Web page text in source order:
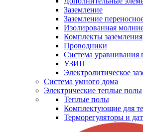
Заземление
Заземление
Изолированная
Комплекты заземления
Проводники
Система уравнивания
УЗИП
Электролитическое
Система умного дома
Электрические теплые полы
Теплые полы
Комплектующие для
Терморегуляторы и